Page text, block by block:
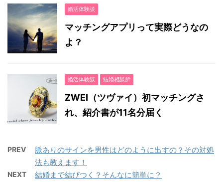
婚活体験談
マッチングアプリって実際どうなの
よ？
婚活体験談 結婚相談所
ZWEI（ツヴァイ）初マッチングさ
れ、紹介書が11名分届く
PREV
脈ありのサインを男性はどのように出すの？その対処
法も教えます！
NEXT 結婚まで結びつく？そんなに簡単に？